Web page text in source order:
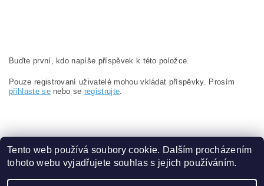
Buďte první, kdo napíše příspěvek k této položce.
Pouze registrovaní uživatelé mohou vkládat příspěvky. Prosím
přihlaste senebo se registrujte.
Obchodní podmínky | Ochrana osobních údajů
Tento web používá soubory cookie. Dalším procházením
tohoto webu vyjadřujete souhlas s jejich používáním.